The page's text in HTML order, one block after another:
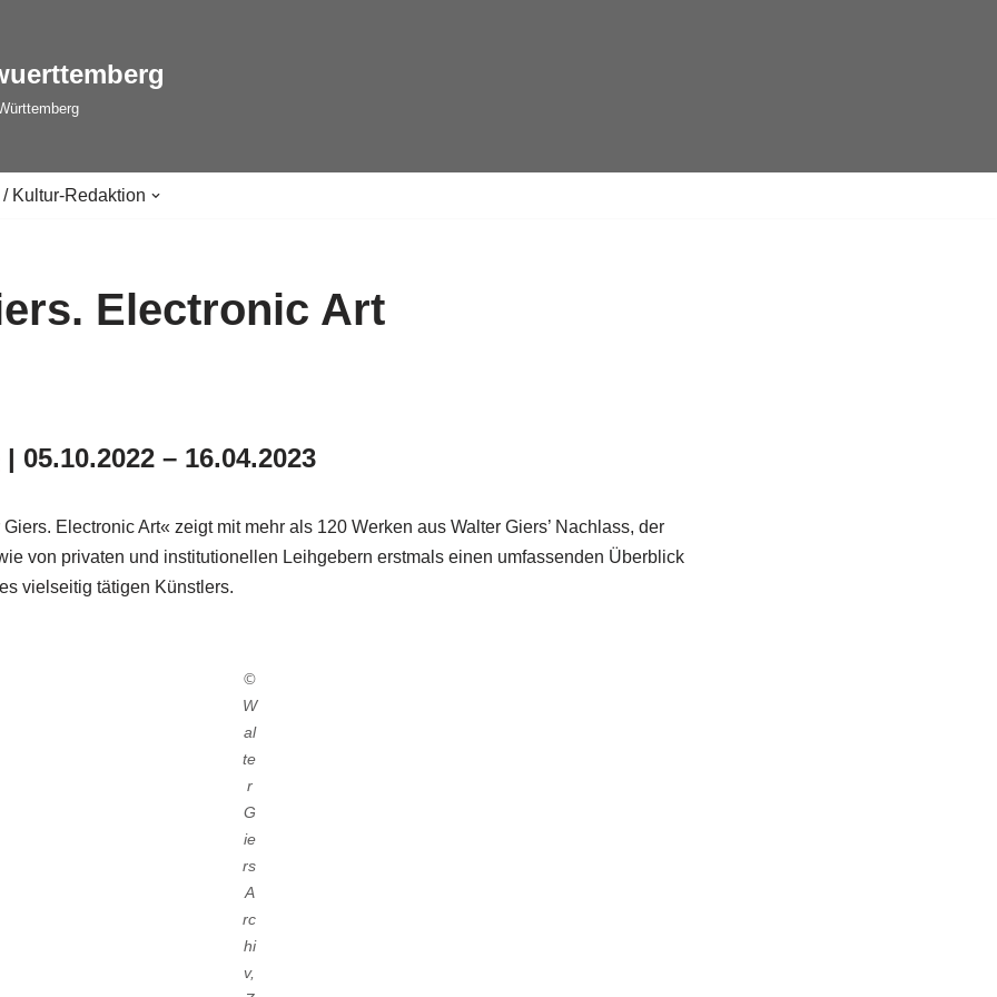
Kultur-Redaktion
Electronic Art
| 05.10.2022 – 16.04.2023
Electronic Art« zeigt mit mehr als 120 Werken aus Walter Giers’ Nachlass, der
von privaten und institutionellen Leihgebern erstmals einen umfassenden Überblick
vielseitig tätigen Künstlers.
©
W
al
te
r
G
ie
rs
A
rc
hi
v,